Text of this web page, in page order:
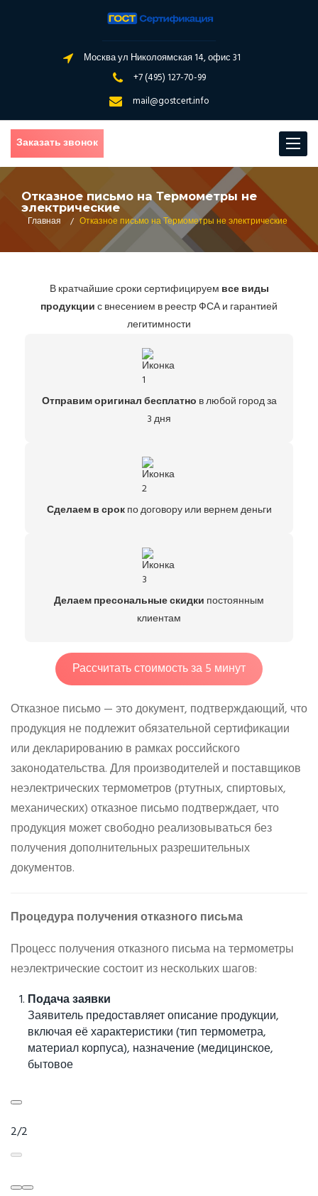
Москва ул Николоямская 14, офис 31
+7 (495) 127-70-99
mail@gostcert.info
Toggle
Заказать звонок
Отказное письмо на Термометры не
электрические
Главная
/ Отказное письмо на Термометры не электрические
В кратчайшие сроки сертифицируем все виды
продукциис внесением в реестр ФСА и гарантией
легитимности
Отправим оригинал бесплатно в любой город за
3 дня
Сделаем в срокпо договору или вернем деньги
Делаем пресональные скидки постоянным
клиентам
Рассчитать стоимость за 5 минут
Отказное письмо — это документ, подтверждающий, что
продукция не подлежит обязательной сертификации
или декларированию в рамках российского
законодательства. Для производителей и поставщиков
неэлектрических термометров (ртутных, спиртовых,
механических) отказное письмо подтверждает, что
продукция может свободно реализовываться без
получения дополнительных разрешительных
документов.
Процедура получения отказного письма
Процесс получения отказного письма на термометры
неэлектрические состоит из нескольких шагов:
Подача заявки
Заявитель предоставляет описание продукции,
включая её характеристики (тип термометра,
материал корпуса), назначение (медицинское,
бытовое
2/2